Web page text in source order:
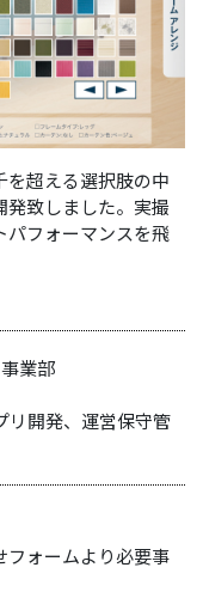
を超える選択肢の中
発致しました。実撮
パフォーマンスを飛
業部
リ開発、運営保守管
フォームより必要事